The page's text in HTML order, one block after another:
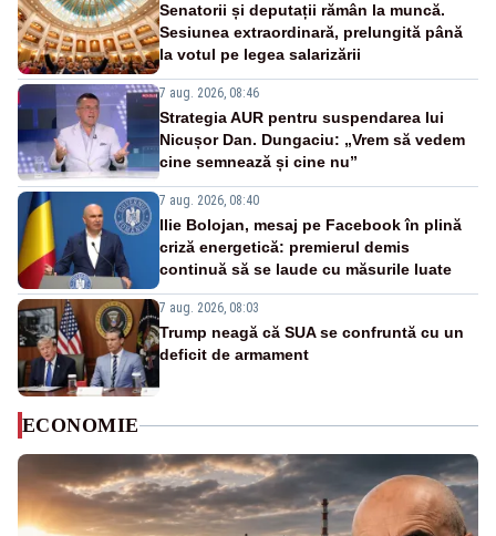
Senatorii și deputații rămân la muncă.
Sesiunea extraordinară, prelungită până
la votul pe legea salarizării
7 aug. 2026, 08:46
Strategia AUR pentru suspendarea lui
Nicușor Dan. Dungaciu: „Vrem să vedem
cine semnează și cine nu”
7 aug. 2026, 08:40
Ilie Bolojan, mesaj pe Facebook în plină
criză energetică: premierul demis
continuă să se laude cu măsurile luate
7 aug. 2026, 08:03
Trump neagă că SUA se confruntă cu un
deficit de armament
ECONOMIE